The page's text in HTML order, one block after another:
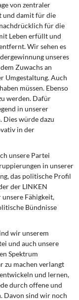
von zentraler
und damit für die
für die
Leben erfüllt und
Wir sehen es
unseres
Zuwachs an
Umgestaltung. Auch
müssen. Ebenso
werden. Dafür
in unserer
Dies würde dazu
in der
unsere Partei
in unserer
das politische Profil
der LINKEN
Fähigkeit,
Bündnisse
wir unserem
und auch unsere
Spektrum
zu machen verlangt
und lernen,
durch offene und
Davon sind wir noch